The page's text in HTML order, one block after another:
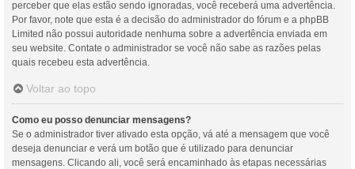
perceber que elas estão sendo ignoradas, você receberá uma advertência.
Por favor, note que esta é a decisão do administrador do fórum e a phpBB
Limited não possui autoridade nenhuma sobre a advertência enviada em
seu website. Contate o administrador se você não sabe as razões pelas
quais recebeu esta advertência.
Voltar ao topo
Como eu posso denunciar mensagens?
Se o administrador tiver ativado esta opção, vá até a mensagem que você
deseja denunciar e verá um botão que é utilizado para denunciar
mensagens. Clicando ali, você será encaminhado às etapas necessárias